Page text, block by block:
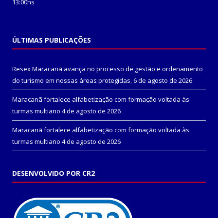
13:00hs
ÚLTIMAS PUBLICAÇÕES
Resex Maracanã avança no processo de gestão e ordenamento
do turismo em nossas áreas protegidas. 6 de agosto de 2026
Maracanã fortalece alfabetização com formação voltada às
turmas multiano 4 de agosto de 2026
Maracanã fortalece alfabetização com formação voltada às
turmas multiano 4 de agosto de 2026
DESENVOLVIDO POR CR2